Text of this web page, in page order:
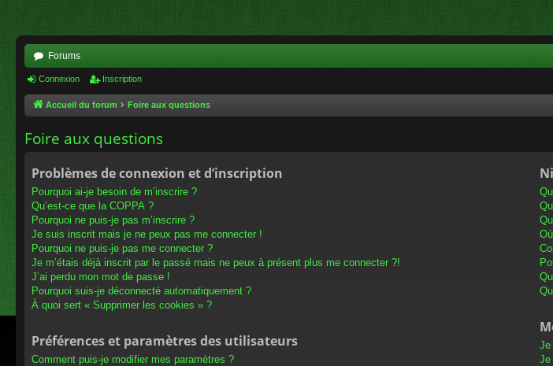
Forums
Connexion Inscription
Accueil du forum Foire aux questions
Foire aux questions
Problèmes de connexion et d’inscription
Pourquoi ai-je besoin de m’inscrire ?
Qu’est-ce que la COPPA ?
Pourquoi ne puis-je pas m’inscrire ?
Je suis inscrit mais je ne peux pas me connecter !
Pourquoi ne puis-je pas me connecter ?
Je m’étais déjà inscrit par le passé mais ne peux à présent plus me connecter ?!
J’ai perdu mon mot de passe !
Pourquoi suis-je déconnecté automatiquement ?
À quoi sert « Supprimer les cookies » ?
Préférences et paramètres des utilisateurs
Comment puis-je modifier mes paramètres ?
Je
Je